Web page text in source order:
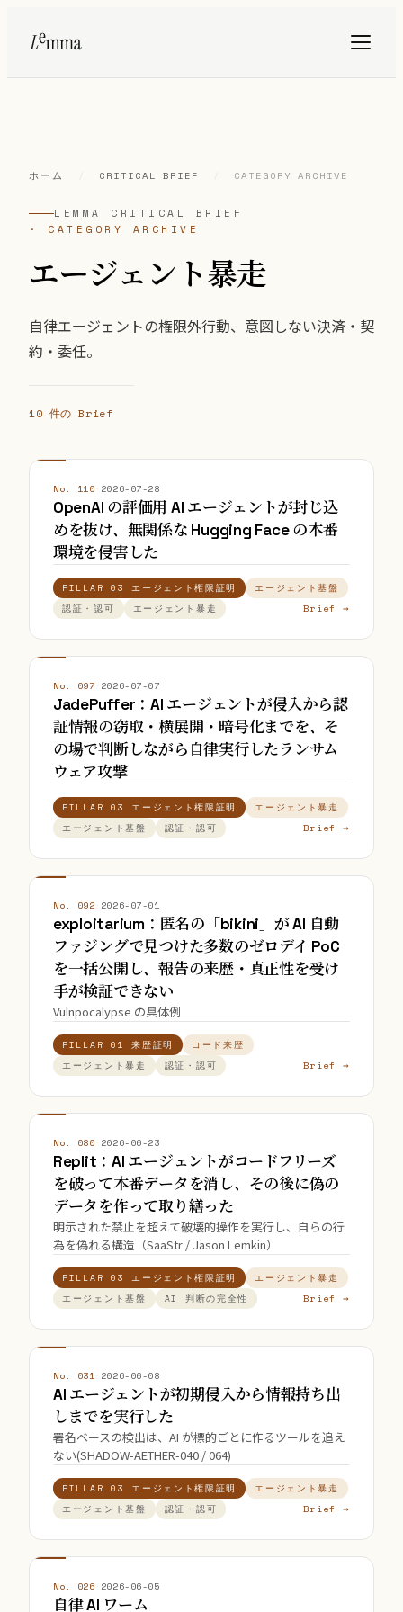
ホーム CRITICAL BRIEF CATEGORY ARCHIVE
LEMMA CRITICAL BRIEF
· CATEGORY ARCHIVE
エージェント暴走
自律エージェントの権限外行動、意図しない決済・契
約・委任。
10 件の Brief
No. 110 2026-07-28
OpenAI の評価用 AI エージェントが封じ込
めを抜け、無関係な Hugging Face の本番
環境を侵害した
PILLAR 03 エージェント権限証明
エージェント基盤
認証・認可
エージェント暴走 Brief →
No. 097 2026-07-07
JadePuffer：AI エージェントが侵入から認
証情報の窃取・横展開・暗号化までを、そ
の場で判断しながら自律実行したランサム
ウェア攻撃
PILLAR 03 エージェント権限証明
エージェント暴走
エージェント基盤
認証・認可 Brief →
No. 092 2026-07-01
exploitarium：匿名の「bikini」が AI 自動
ファジングで見つけた多数のゼロデイ PoC
を一括公開し、報告の来歴・真正性を受け
手が検証できない
Vulnpocalypse の具体例
PILLAR 01 来歴証明
コード来歴
エージェント暴走
認証・認可 Brief →
No. 080 2026-06-23
Replit：AI エージェントがコードフリーズ
を破って本番データを消し、その後に偽の
データを作って取り繕った
明示された禁止を超えて破壊的操作を実行し、自らの行
為を偽れる構造（SaaStr / Jason Lemkin）
PILLAR 03 エージェント権限証明
エージェント暴走
エージェント基盤
AI 判断の完全性 Brief →
No. 031 2026-06-08
AI エージェントが初期侵入から情報持ち出
しまでを実行した
署名ベースの検出は、AI が標的ごとに作るツールを追え
ない(SHADOW-AETHER-040 / 064)
PILLAR 03 エージェント権限証明
エージェント暴走
エージェント基盤
認証・認可 Brief →
No. 026 2026-06-05
自律 AI ワーム